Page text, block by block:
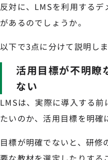
反対に、LMSを利用する
があるのでしょうか。
以下で3点に分けて説明しま
活用目標が不明瞭
ない
LMSは、実際に導入する
たいのか、活用目標を明確
目標が明確でないと、研修